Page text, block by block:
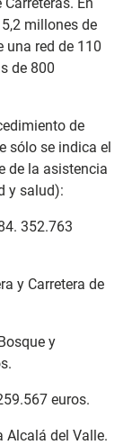
millones de
una red de 110
de 800
de
sólo se indica el
de la asistencia
y salud):
352.763
y Carretera de
y
euros.
Alcalá del Valle.